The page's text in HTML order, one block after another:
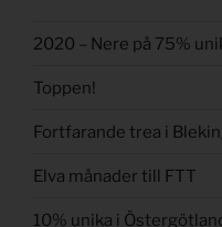
2020 – Nere på 75%
Toppen!
Fortfarande trea i
Elva månader till FTT
10% unika i